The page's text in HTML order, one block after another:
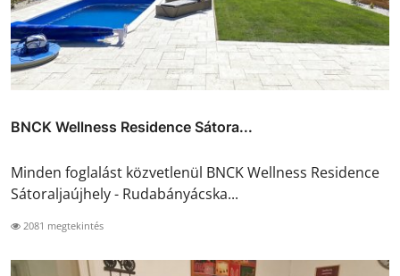
BNCK Wellness Residence Sátora...
Minden foglalást közvetlenül BNCK Wellness Residence
Sátoraljaújhely - Rudabányácska...
2081 megtekintés